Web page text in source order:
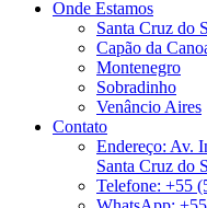
Onde Estamos
Santa Cruz do
Capão da
Montenegro
Sobradinho
Venâncio Aires
Contato
Endereço: Av.
Santa Cruz do
Telefone: +55